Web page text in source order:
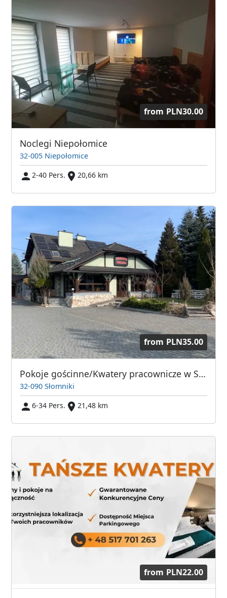
from PLN30.00
Noclegi Niepołomice
32-005 Niepołomice
2-40 Pers.
20,66 km
from PLN35.00
Pokoje gościnne/Kwatery pracownicze w Słomnikach
32-090 Słomniki
6-34 Pers.
21,48 km
from PLN22.00